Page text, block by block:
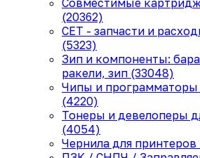
Совместимые
(20362)
CET - запчасти и
(5323)
Зип и компоненты:
ракели, зип (33048)
Чипы и
(4220)
Тонеры и девелоперы
(4054)
Чернила для